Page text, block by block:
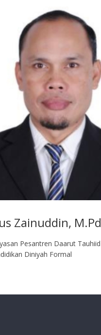
Zainuddin, M.Pd
Pesantren Daarut Tauhiid
Diniyah Formal